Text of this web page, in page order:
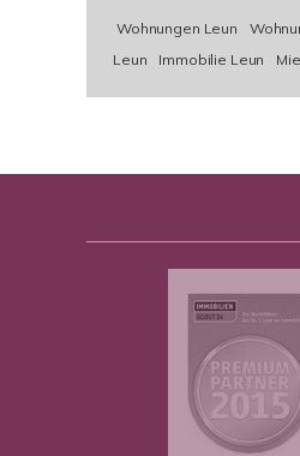
Wohnungen Leun
Leun
Immobilie Leun